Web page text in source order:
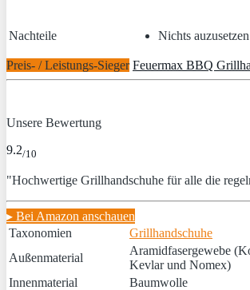
Nachteile Nichts auzusetzen
Preis- / Leistungs-Sieger Feuermax BBQ
Unsere Bewertung
9.2/10
"Hochwertige Grillhandschuhe für alle die
▸ Bei Amazon anschauen
Taxonomien
Grillhandschuhe
Außenmaterial
Aramidfasergewebe
Kevlar und Nomex)
Innenmaterial
Baumwolle